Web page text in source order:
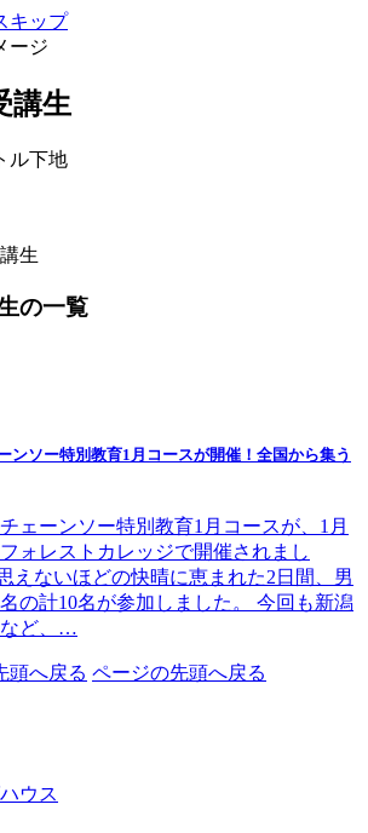
キップ
講生
生
の一覧
ンソー特別教育1月コースが開催！全国から集う
ェーンソー特別教育1月コースが、1月
ォレストカレッジで開催されまし
えないほどの快晴に恵まれた2日間、男
の計10名が参加しました。 今回も新潟
など、…
頭へ戻る ページの先頭へ戻る
ウス